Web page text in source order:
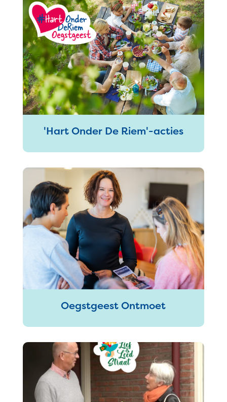
'Hart Onder De Riem'-acties
Oegstgeest Ontmoet